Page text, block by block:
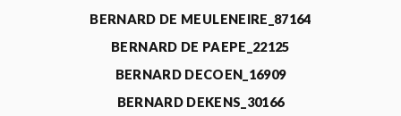
BERNARD DE MEULENEIRE_87164
BERNARD DE PAEPE_22125
BERNARD DECOEN_16909
BERNARD DEKENS_30166